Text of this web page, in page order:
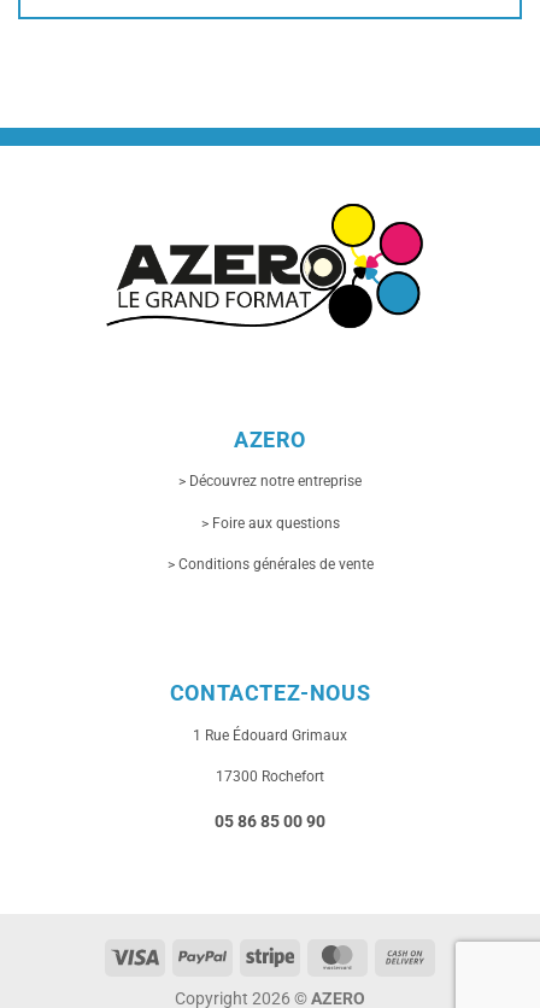
AZERO
> Découvrez notre entreprise
> Foire aux questions
> Conditions générales de vente
CONTACTEZ-NOUS
1 Rue Édouard Grimaux
17300 Rochefort
05 86 85 00 90
Visa PayPal Stripe MasterCard
Copyright 2026 ©AZERO